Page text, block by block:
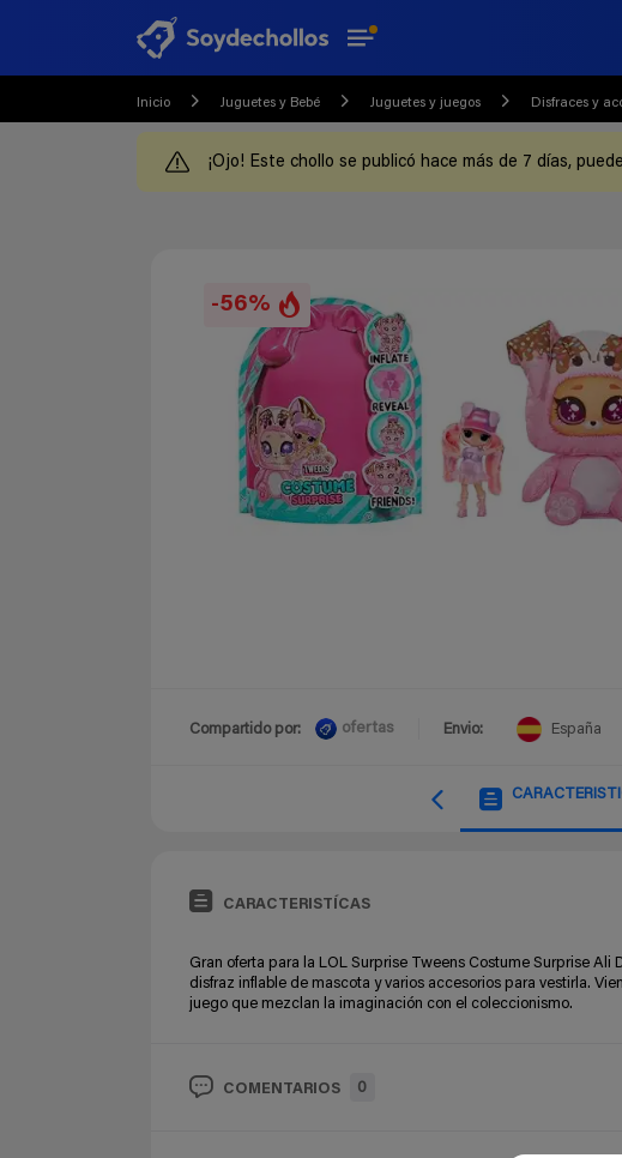
Inicio Juguetes y Bebé Juguetes y juegos Disfraces y
¡Ojo! Este chollo se publicó hace más de 7 días,
-56%
Compartido por: ofertas Envio: España
CARACTERISTÍCAS
Gran oferta para la LOL Surprise Tweens Costume Surprise
disfraz inflable de mascota y varios accesorios para vestirla.
juego que mezclan la imaginación con el coleccionismo.
COMENTARIOS 0